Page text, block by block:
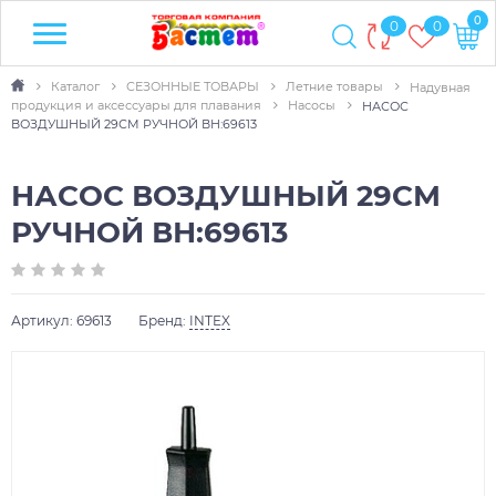
0 0 0
Каталог СЕЗОННЫЕ ТОВАРЫ Летние товары
Надувная
продукция и аксессуары для плавания
Насосы
НАСОС
ВОЗДУШНЫЙ 29СМ РУЧНОЙ ВН:69613
НАСОС ВОЗДУШНЫЙ 29СМ
РУЧНОЙ ВН:69613
Артикул: 69613 Бренд: INTEX